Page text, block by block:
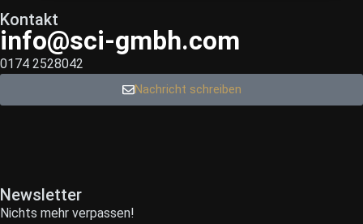
Kontakt
info@sci-gmbh.com
0174 2528042
Nachricht schreiben
Newsletter
Nichts mehr verpassen!